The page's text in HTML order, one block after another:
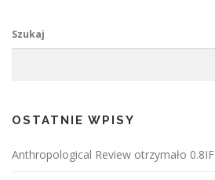
Szukaj
OSTATNIE WPISY
Anthropological Review otrzymało 0.8IF